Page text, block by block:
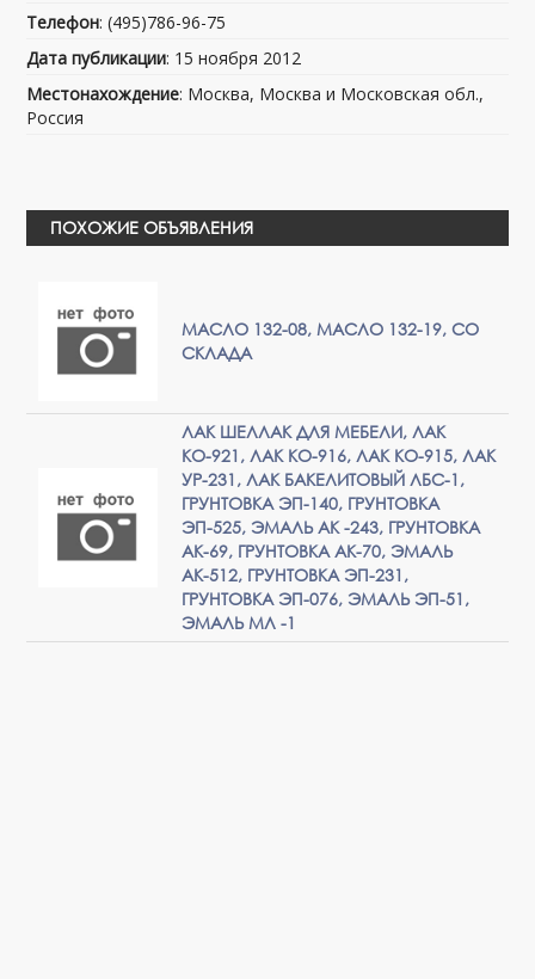
Телефон: (495)786-96-75
Дата публикации: 15 ноября 2012
Местонахождение: Москва, Москва и Московская обл.,
Россия
ПОХОЖИЕ ОБЪЯВЛЕНИЯ
МАСЛО 132-08, МАСЛО 132-19, СО
СКЛАДА
ЛАК ШЕЛЛАК ДЛЯ МЕБЕЛИ, ЛАК
КО-921, ЛАК КО-916, ЛАК КО-915, ЛАК
УР-231, ЛАК БАКЕЛИТОВЫЙ ЛБС-1,
ГРУНТОВКА ЭП-140, ГРУНТОВКА
ЭП-525, ЭМАЛЬ АК -243, ГРУНТОВКА
АК-69, ГРУНТОВКА АК-70, ЭМАЛЬ
АК-512, ГРУНТОВКА ЭП-231,
ГРУНТОВКА ЭП-076, ЭМАЛЬ ЭП-51,
ЭМАЛЬ МЛ -1